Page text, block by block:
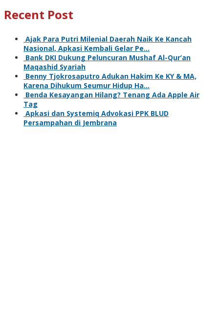
Recent Post
Ajak Para Putri Milenial Daerah Naik Ke Kancah
Nasional, Apkasi Kembali Gelar Pe…
Bank DKI Dukung Peluncuran Mushaf Al-Qur’an
Maqashid Syariah
Benny Tjokrosaputro Adukan Hakim Ke KY & MA,
Karena Dihukum Seumur Hidup Ha…
Benda Kesayangan Hilang? Tenang Ada Apple Air
Tag
Apkasi dan Systemiq Advokasi PPK BLUD
Persampahan di Jembrana